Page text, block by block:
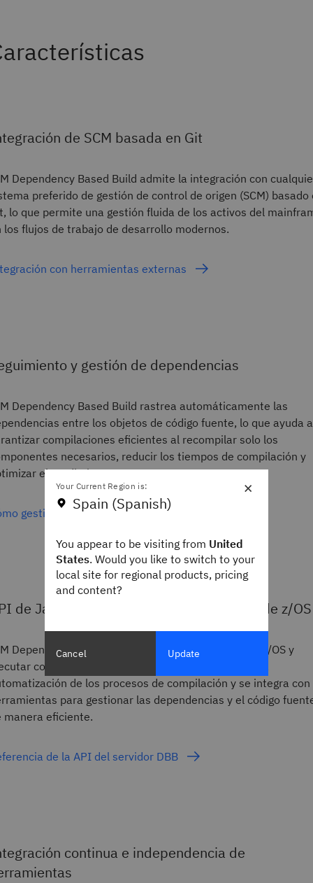
de SCM basada en Git
Dependency Based Build admite la integración con
preferido de gestión de control de origen (SCM) basado
lo que permite una gestión fluida de los activos del
los flujos de trabajo de desarrollo modernos.
con herramientas externas
y gestión de dependencias
Dependency Based Build rastrea automáticamente las
entre los objetos de código fuente, lo que ayuda a
compilaciones eficientes al recompilar solo los
necesarios, reducir los tiempos de compilación y
el rendimiento.
gestionar las dependencias de compilación
de Java para automatización de tareas de z/OS
Dependency Based Build permite ejecutar tareas z/OS y
comandos MVS y TSO/ISPF. Esta API admite la
de los procesos de compilación y se integra con
para gestionar las dependencias y el código
manera eficiente.
de la API del servidor DBB
continua e independencia de
×
Your Current Region is:
Spain (Spanish)
You appear to be visiting from United
States. Would you like to switch to your
local site for regional products, pricing
and content?
Cancel Update